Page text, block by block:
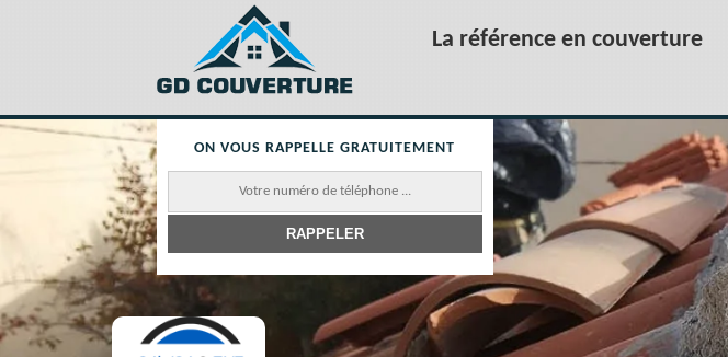
La référence en couverture
ON VOUS RAPPELLE GRATUITEMENT